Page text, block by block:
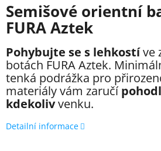
Semišové orientní
FURA Aztek
Pohybujte se s lehkostíve
botách FURA Aztek.
tenká podrážka pro
materiály vám zaručí
kdekolivvenku.
Detailní informace